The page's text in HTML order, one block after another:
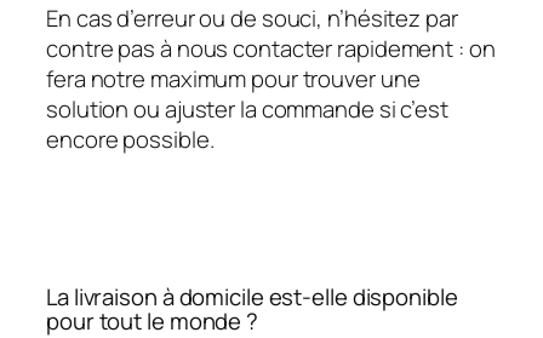
En cas d’erreur ou de souci, n’hésitez par
contre pas à nous contacter rapidement : on
fera notre maximum pour trouver une
solution ou ajuster la commande si c’est
encore possible.
La livraison à domicile est-elle disponible
pour tout le monde ?